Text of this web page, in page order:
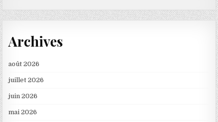
Archives
août 2026
juillet 2026
juin 2026
mai 2026